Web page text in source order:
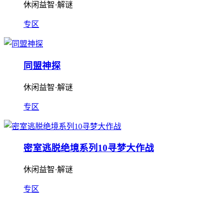
休闲益智·解谜
专区
同盟神探
休闲益智·解谜
专区
密室逃脱绝境系列10寻梦大作战
休闲益智·解谜
专区